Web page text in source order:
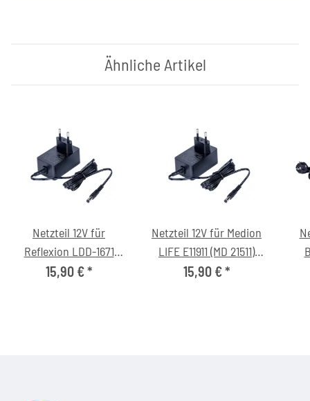
Ähnliche Artikel
Netzteil 12V für
Reflexion LDD-1671
T2HD FHD Fernseher
15,90 €*
Netzteil 12V für Medion
LIFE E11911 (MD 21511)
Fernseher
15,90 €*